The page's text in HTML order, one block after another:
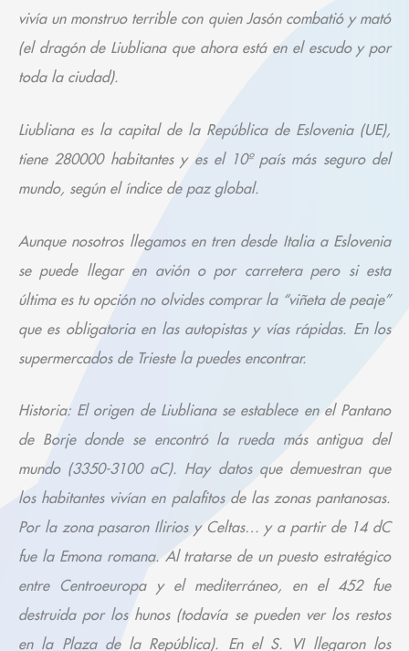
vivía un monstruo terrible con quien Jasón combatió y mató
(el dragón de Liubliana que ahora está en el escudo y por
toda la ciudad).
Liubliana es la capital de la República de Eslovenia (UE),
tiene 280000 habitantes y es el 10º país más seguro del
mundo, según el índice de paz global.
Aunque nosotros llegamos en tren desde Italia a Eslovenia
se puede llegar en avión o por carretera pero si esta
última es tu opción no olvides comprar la “viñeta de peaje”
que es obligatoria en las autopistas y vías rápidas. En los
supermercados de Trieste la puedes encontrar.
Historia: El origen de Liubliana se establece en el Pantano
de Borje donde se encontró la rueda más antigua del
mundo (3350-3100 aC). Hay datos que demuestran que
los habitantes vivían en palafitos de las zonas pantanosas.
Por la zona pasaron Ilirios y Celtas… y a partir de 14 dC
fue la Emona romana. Al tratarse de un puesto estratégico
entre Centroeuropa y el mediterráneo, en el 452 fue
destruida por los hunos (todavía se pueden ver los restos
en la Plaza de la República). En el S. VI llegaron los